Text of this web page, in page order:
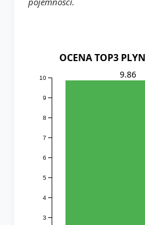
OCENA TOP3
3
4
5
6
7
8
9
10 9.86